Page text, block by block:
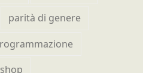
parità di genere